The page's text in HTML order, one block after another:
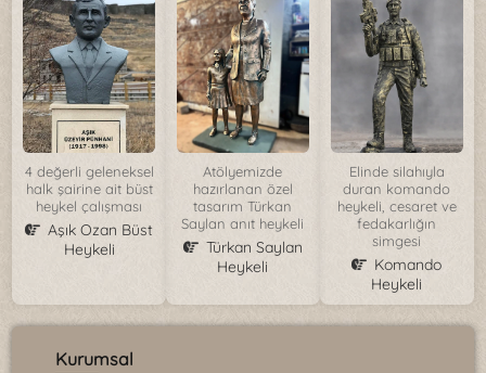
4 değerli geleneksel
halk şairine ait büst
heykel çalışması
Aşık Ozan Büst
Heykeli
Atölyemizde
hazırlanan özel
tasarım Türkan
Saylan anıt heykeli
Türkan Saylan
Heykeli
Elinde silahıyla
duran komando
heykeli, cesaret ve
fedakarlığın
simgesi
Komando
Heykeli
Kurumsal